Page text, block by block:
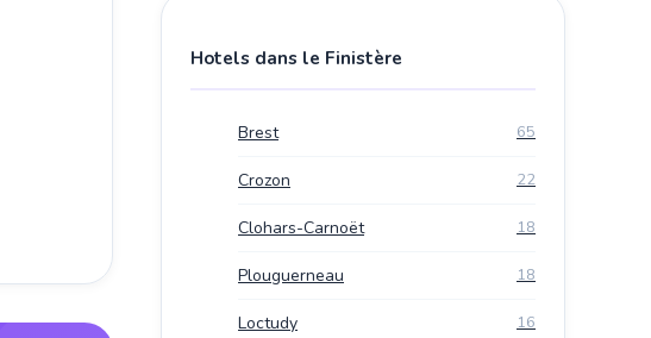
Hotels dans le Finistère
Brest 65
Crozon 22
Clohars-Carnoët 18
Plouguerneau 18
Loctudy 16